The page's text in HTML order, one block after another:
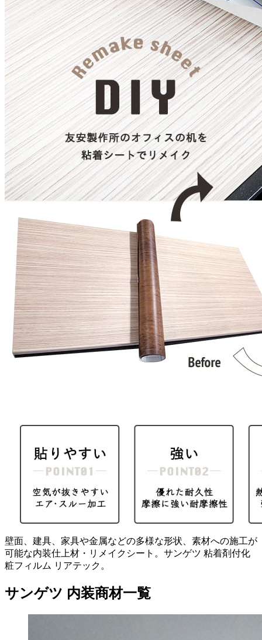
壁面、建具、家具や金属などの多様な形状、素材への施工が
可能な内装仕上材・リメイクシート。サンゲツ 粘着剤付化
粧フィルム リアテック。
サンゲツ 内装商材一覧